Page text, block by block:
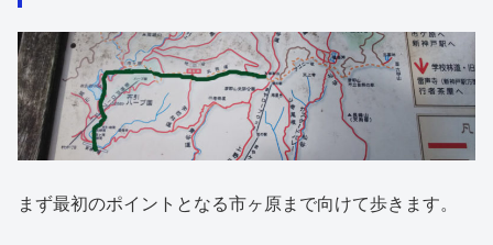
まず最初のポイントとなる市ヶ原まで向けて歩きます。